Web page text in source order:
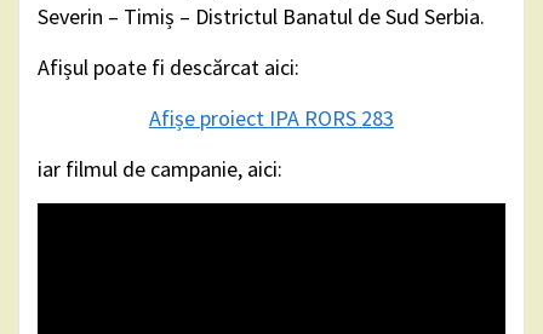
Severin – Timiș – Districtul Banatul de Sud Serbia.
Afișul poate fi descărcat aici:
Afișe proiect IPA RORS 283
iar filmul de campanie, aici: